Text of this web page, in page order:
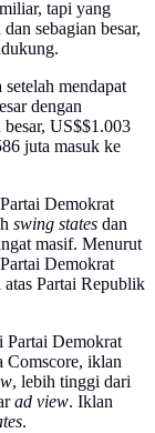
tapi yang
sebagian besar,
mendapat
dengan
US$$1.003
juta masuk ke
Demokrat
swing states dan
masif. Menurut
Demokrat
Partai Republik
Partai Demokrat
Comscore, iklan
, lebih tinggi dari
ad view. Iklan
.